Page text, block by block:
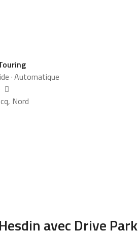
·Automatique
Nord
avec Drive Park